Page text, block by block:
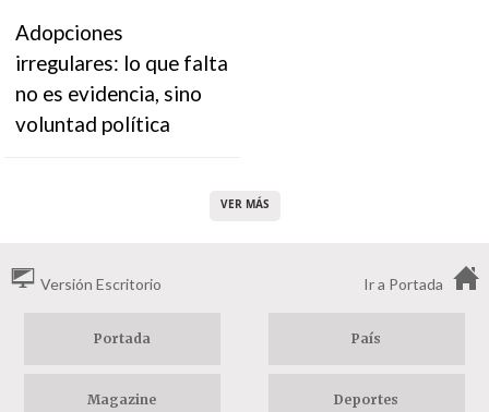
Adopciones
irregulares: lo que falta
no es evidencia, sino
voluntad política
VER MÁS
Versión Escritorio Ir a Portada
Portada País
Magazine Deportes